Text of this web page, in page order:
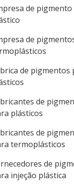
de
de
de pigmentos
de
plásticos
de
termoplásticos
de
injeção plástica